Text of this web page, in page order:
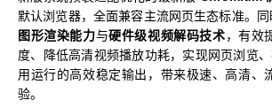
默认浏览器，全面兼容主流网页生态标准。
图形渲染能力与硬件级视频解码技术，有效
度、降低高清视频播放功耗，实现网页浏览
用运行的高效稳定输出，带来极速、高清、
验。